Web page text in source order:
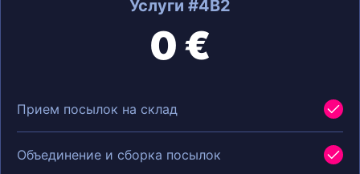
Услуги #4B2
0 €
Прием посылок на склад
Объединение и сборка посылок